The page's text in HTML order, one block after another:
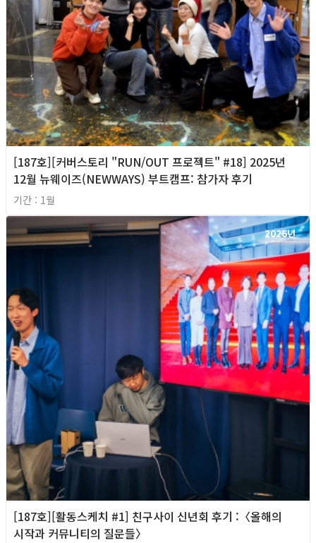
[187호][커버스토리 "RUN/OUT 프로젝트" #18] 2025년
12월 뉴웨이즈(NEWWAYS) 부트캠프: 참가자 후기
기간 : 1월
2026년
[187호][활동스케치 #1] 친구사이 신년회 후기 :〈올해의
시작과 커뮤니티의 질문들〉